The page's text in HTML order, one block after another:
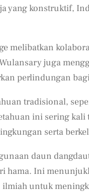
yang konstruktif,
melibatkan
juga
perlindungan
tradisional,
ini sering
serta
daun
hama. Ini
untuk